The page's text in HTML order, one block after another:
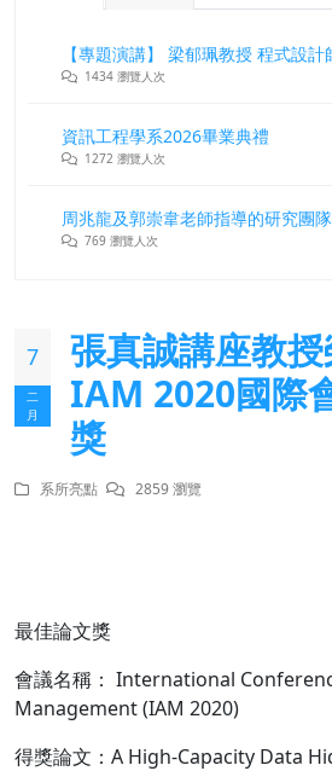
1434 瀏覽人次
資訊工程學系2026畢業典禮
1272 瀏覽人次
769 瀏覽人次
7
二
月
張真誠講座教
IAM 2020國際
獎
系所亮點 2859 瀏覽
最佳論文獎
會議名稱： International
Management (IAM 2020)
得獎論文：A High-Capacity Data